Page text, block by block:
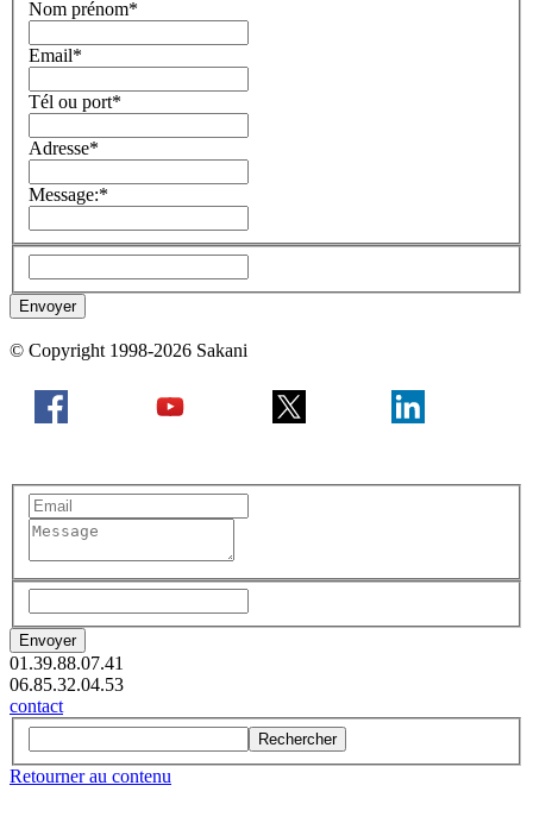
Nom prénom*
Email*
Tél ou port*
Adresse*
Message:*
© Copyright 1998-2026 Sakani
01.39.88.07.41
06.85.32.04.53
contact
Rechercher
Retourner au contenu